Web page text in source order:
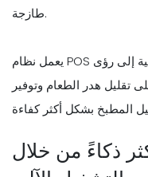
طازجة.
يعمل نظام POS الذكي على تحويل بيانات المبيعات اليومية إلى رؤى
تقليل هدر الطعام وتوفير
ذكاءً من خلال